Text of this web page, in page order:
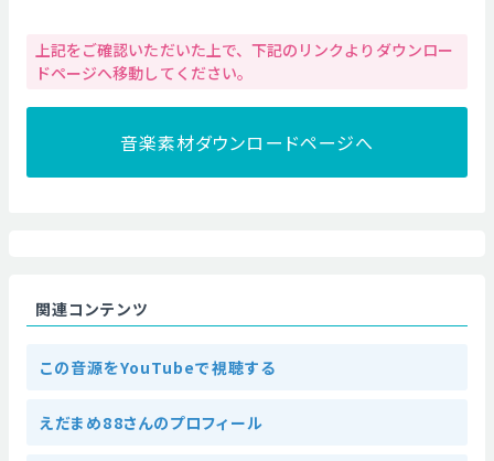
上記をご確認いただいた上で、下記のリンクよりダウンロー
ドページへ移動してください。
音楽素材ダウンロードページへ
関連コンテンツ
この音源をYouTubeで視聴する
えだまめ88さんのプロフィール